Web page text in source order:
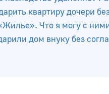
дом. Как оформить
наследство удаленно?
квартиру дочери